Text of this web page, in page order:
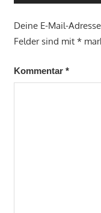
Deine E-Mail-
Felder sind mit *
Kommentar *